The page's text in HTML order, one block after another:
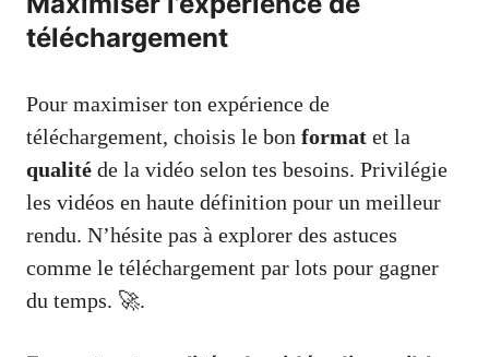
téléchargement
Pour maximiser ton expérience de
téléchargement, choisis le bon format et la
qualité de la vidéo selon tes besoins. Privilégie
les vidéos en haute définition pour un meilleur
rendu. N’hésite pas à explorer des astuces
comme le téléchargement par lots pour gagner
du temps. 🚀.